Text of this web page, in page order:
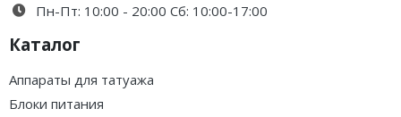
Пн-Пт: 10:00 - 20:00 Сб: 10:00-17:00
Каталог
Аппараты для татуажа
Блоки питания